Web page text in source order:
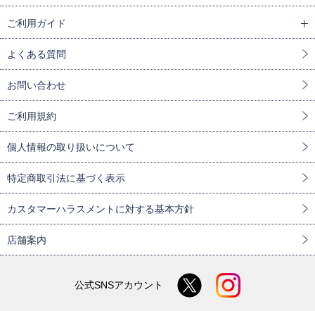
ご利用ガイド
よくある質問
お問い合わせ
ご利用規約
個人情報の取り扱いについて
特定商取引法に基づく表示
カスタマーハラスメントに対する基本方針
店舗案内
公式SNSアカウント